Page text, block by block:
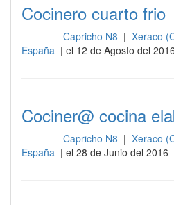
Cocinero cuarto frio
Capricho N8 | Xeraco
España | el 12 de Agosto del 2016
Cociner@ cocina
Capricho N8 | Xeraco
España | el 28 de Junio del 2016